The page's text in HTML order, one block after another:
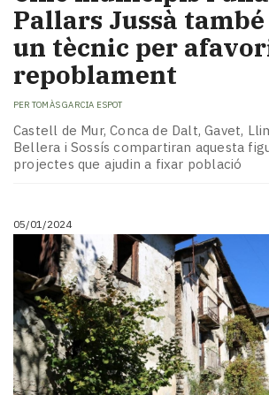
Pallars Jussà
un tècnic per
repoblament
PER TOMÀS GARCIA ESPOT
Castell de Mur, Conca de Dalt, Gavet,
Bellera i Sossís compartiran aquesta
projectes que ajudin a fixar població
05/01/2024